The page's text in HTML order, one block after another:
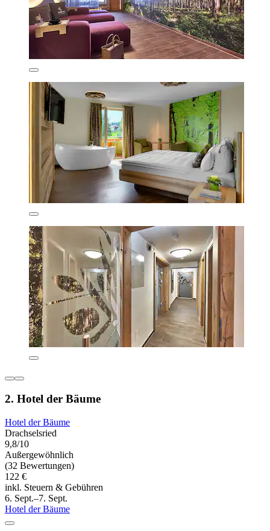
2. Hotel der Bäume
Hotel der Bäume
Drachselsried
9,8/10
Außergewöhnlich
(32 Bewertungen)
122 €
inkl. Steuern & Gebühren
6. Sept.–7. Sept.
Hotel der Bäume